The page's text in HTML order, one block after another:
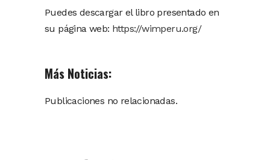
Puedes descargar el libro presentado en
su página web: https://wimperu.org/
Más Noticias:
Publicaciones no relacionadas.